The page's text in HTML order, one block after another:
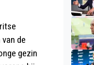
de
gezin